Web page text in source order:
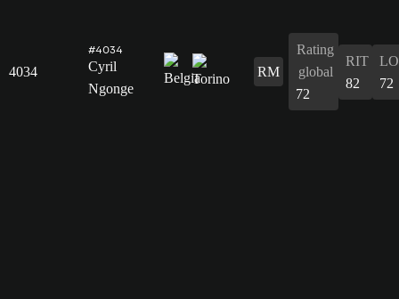
4034
#4034
Cyril
Ngonge
RM
Rating
global
72
RIT
82
72